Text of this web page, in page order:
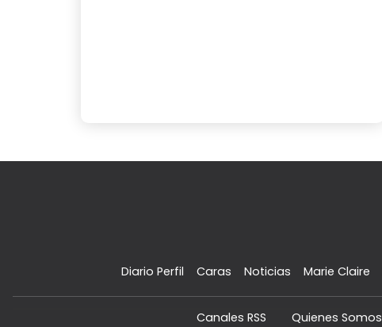
Diario Perfil Caras Noticias Marie Claire
Canales RSS Quienes Somos